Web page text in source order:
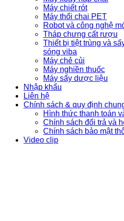
Máy chiết rót
Máy thổi chai PET
Robot và công nghệ
Tháp chưng cất rượu
Thiết bị tiệt trùng và
sóng viba
Máy chẻ củi
Máy nghiền thuốc
Máy sấy dược liệu
Nhập khẩu
Liên hệ
Chính sách & quy định
Hình thức thanh toán
Chính sách đổi trả và
Chính sách bảo mật
Video clip